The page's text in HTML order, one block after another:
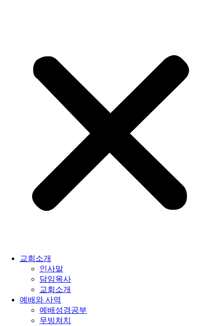
교회소개
인사말
담임목사
교회소개
예배와 사역
예배성경공부
무빙쳐치